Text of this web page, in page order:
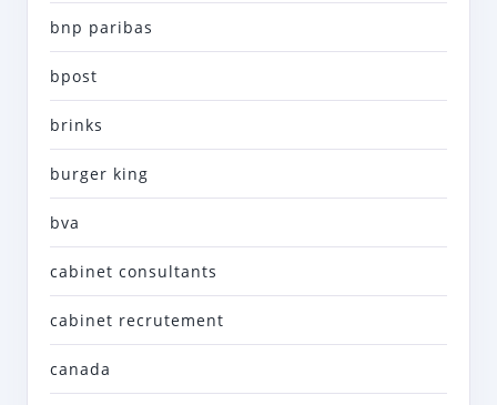
bnp paribas
bpost
brinks
burger king
bva
cabinet consultants
cabinet recrutement
canada